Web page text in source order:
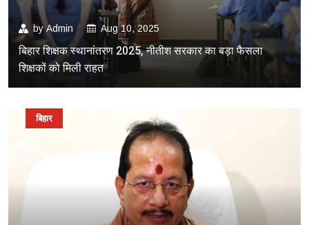
byAdmin Aug 10, 2025
बिहार शिक्षक स्थानांतरण 2025, नीतीश सरकार का बड़ा फैसला
शिक्षकों को मिली राहत
बिहार